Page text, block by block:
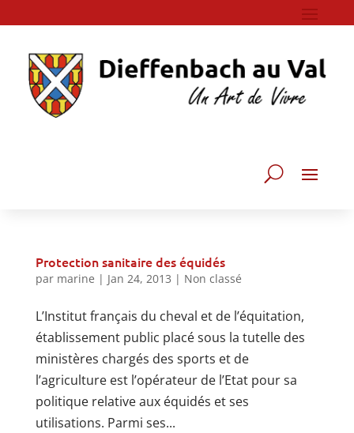
Protection sanitaire des équidés
par marine | Jan 24, 2013 | Non classé
L’Institut français du cheval et de l’équitation,
établissement public placé sous la tutelle des
ministères chargés des sports et de
l’agriculture est l’opérateur de l’Etat pour sa
politique relative aux équidés et ses
utilisations. Parmi ses...